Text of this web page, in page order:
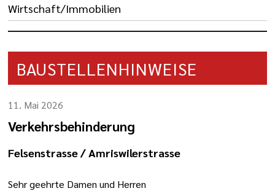
Wirtschaft/Immobilien
BAUSTELLENHINWEISE
Verkehrsbehinderung
11. Mai 2026
Felsenstrasse / Amriswilerstrasse
Sehr geehrte Damen und Herren